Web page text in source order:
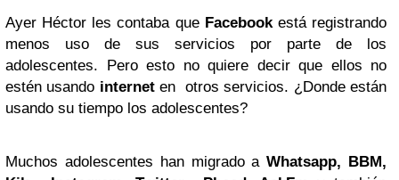
Ayer Héctor les contaba que Facebookestá registrando
menos uso de sus servicios por parte de los
adolescentes. Pero esto no quiere decir que ellos no
estén usando interneten otros servicios. ¿Donde están
usando su tiempo los adolescentes?
Muchos adolescentes han migrado aWhatsapp, BBM,